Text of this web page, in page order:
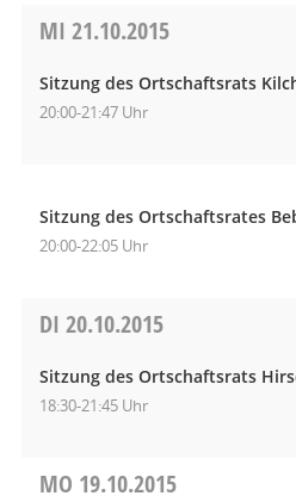
MI 21.10.2015
Sitzung des Ortschaftsrats
20:00-21:47 Uhr
Sitzung des Ortschaftsrates
20:00-22:05 Uhr
DI 20.10.2015
Sitzung des Ortschaftsrats
18:30-21:45 Uhr
MO 19.10.2015